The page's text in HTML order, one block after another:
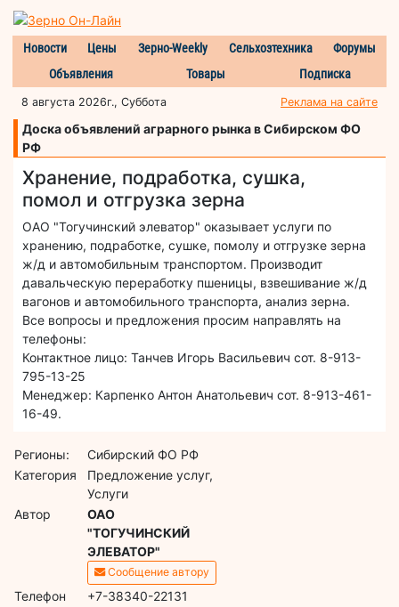
Новости Цены Зерно-Weekly Сельхозтехника
Форумы
Объявления
Товары Подписка
8 августа 2026г., Суббота Реклама на сайте
Доска объявлений аграрного рынка в Сибирском ФО
РФ
Хранение, подработка, сушка,
помол и отгрузка зерна
ОАО "Тогучинский элеватор" оказывает услуги по
хранению, подработке, сушке, помолу и отгрузке зерна
ж/д и автомобильным транспортом. Производит
давальческую переработку пшеницы, взвешивание ж/д
вагонов и автомобильного транспорта, анализ зерна.
Все вопросы и предложения просим направлять на
телефоны:
Контактное лицо: Танчев Игорь Васильевич сот. 8-913-
795-13-25
Менеджер: Карпенко Антон Анатольевич сот. 8-913-461-
16-49.
Регионы:
Сибирский ФО РФ
Категория
Предложение услуг,
Услуги
Автор
ОАО
"ТОГУЧИНСКИЙ
ЭЛЕВАТОР"
Сообщение автору
Телефон
+7-38340-22131